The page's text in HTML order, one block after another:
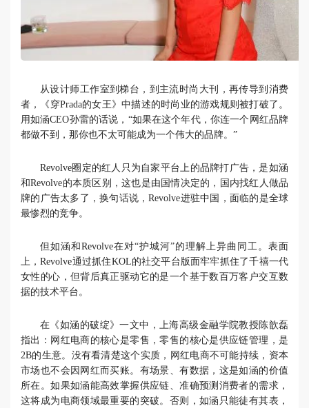
从设计师工作室到梯台，到主流时尚大刊，再传导到消费
者，《穿Prada的女王》中描述的时尚业的游戏规则被打破了。
用如涵CEO孙雷的话说，“如果在这个年代，你连一个网红品牌
都做不到，那你也不太可能成为一个伟大的品牌。”
Revolve圈定的红人只为自家平台上的品牌打广告，是如涵
和Revolve的本质区别，这也是由国情决定的，国内找红人做品
牌的广告太多了，换句话说，Revolve进驻中国，面临的是全球
最惨烈的竞争。
但如涵和Revolve在对“护城河”的理解上异曲同工。表面
上，Revolve通过抓住KOL的社交平台版面牢牢抓住了千禧一代
女性的心，但背后真正驱动它的是一个基于数百万客户交互数
据的技术平台。
在《如涵的破绽》一文中，上海高级金融学院教授陈歆磊
指出：网红电商的核心是零售，零售的核心是供应链管理，是
2B的生意。没有看清楚这个实质，网红电商不可能持续，资本
市场也不会因网红而买账。有场景、有数据，这是如涵的价值
所在。如果如涵能高效掌握供应链、准确预测消费者的需求，
这将成为电商领域最重要的突破。否则，如涵只能徒有其表，